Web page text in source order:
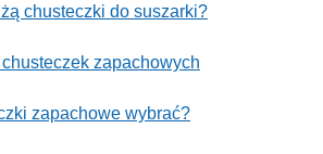
chusteczki do suszarki?
zapachowych
zapachowe wybrać?